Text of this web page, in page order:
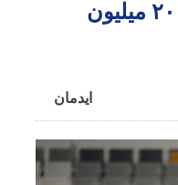
«بئشیکتاش» سالاحا ۲۰ میلیون
ایدمان